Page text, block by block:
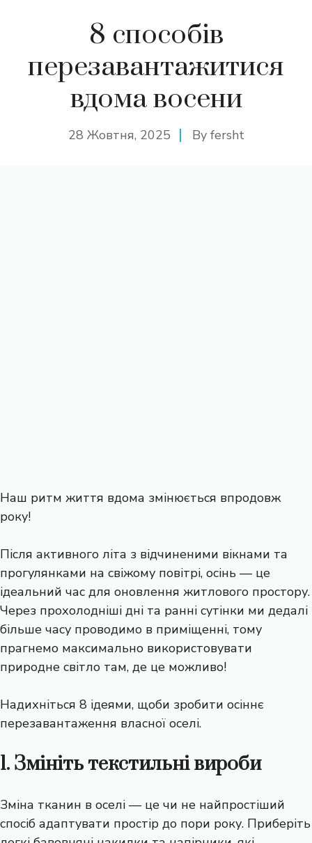
8 способів
перезавантажитися
вдома восени
28 Жовтня, 2025 By fersht
Наш ритм життя вдома змінюється впродовж
року!
Після активного літа з відчиненими вікнами та
прогулянками на свіжому повітрі, осінь — це
ідеальний час для оновлення житлового простору.
Через прохолодніші дні та ранні сутінки ми дедалі
більше часу проводимо в приміщенні, тому
прагнемо максимально використовувати
природне світло там, де це можливо!
Надихніться 8 ідеями, щоби зробити осіннє
перезавантаження власної оселі.
1. Змініть текстильні вироби
Зміна тканин в оселі — це чи не найпростіший
спосіб адаптувати простір до пори року. Приберіть